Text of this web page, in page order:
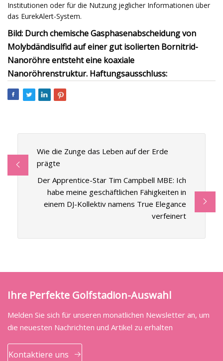
Institutionen oder für die Nutzung jeglicher Informationen über
das EurekAlert-System.
Bild: Durch chemische Gasphasenabscheidung von
Molybdändisulfid auf einer gut isolierten Bornitrid-
Nanoröhre entsteht eine koaxiale
Nanoröhrenstruktur. Haftungsausschluss:
Wie die Zunge das Leben auf der Erde
prägte
Der Apprentice-Star Tim Campbell MBE: Ich
habe meine geschäftlichen Fähigkeiten in
einem DJ-Kollektiv namens True Elegance
verfeinert
Ihre Perfekte Golfstadion-Auswahl
Melden Sie sich für unseren monatlichen Newsletter an, um
die neuesten Nachrichten und Artikel zu erhalten
Kontaktiere uns